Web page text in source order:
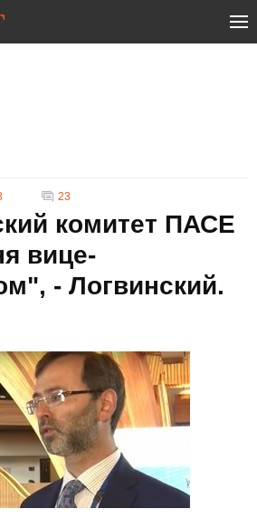
23
комитет ПАСЕ
вице-
- Логвинский.